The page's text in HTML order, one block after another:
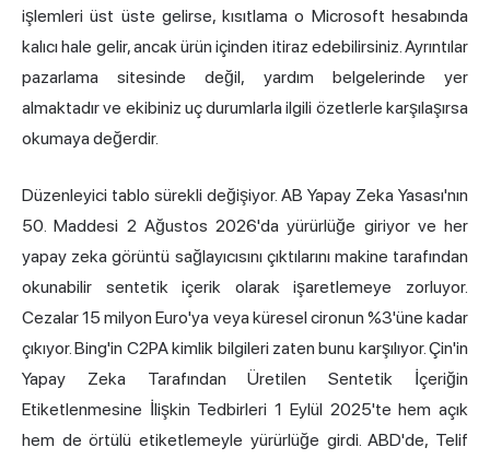
işlemleri üst üste gelirse, kısıtlama o Microsoft hesabında
kalıcı hale gelir, ancak ürün içinden itiraz edebilirsiniz. Ayrıntılar
pazarlama sitesinde değil, yardım belgelerinde yer
almaktadır ve ekibiniz uç durumlarla ilgili özetlerle karşılaşırsa
okumaya değerdir.
Düzenleyici tablo sürekli değişiyor. AB Yapay Zeka Yasası'nın
50. Maddesi 2 Ağustos 2026'da yürürlüğe giriyor ve her
yapay zeka görüntü sağlayıcısını çıktılarını makine tarafından
okunabilir sentetik içerik olarak işaretlemeye zorluyor.
Cezalar 15 milyon Euro'ya veya küresel cironun %3'üne kadar
çıkıyor. Bing'in C2PA kimlik bilgileri zaten bunu karşılıyor. Çin'in
Yapay Zeka Tarafından Üretilen Sentetik İçeriğin
Etiketlenmesine İlişkin Tedbirleri 1 Eylül 2025'te hem açık
hem de örtülü etiketlemeyle yürürlüğe girdi. ABD'de, Telif